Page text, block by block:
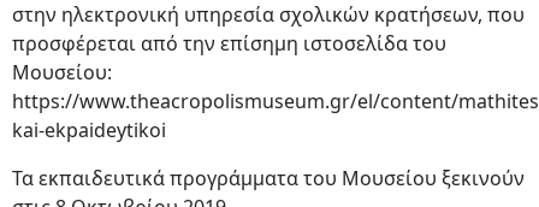
στην ηλεκτρονική υπηρεσία σχολικών κρατήσεων, που
προσφέρεται από την επίσημη ιστοσελίδα του
Μουσείου:
https://www.theacropolismuseum.gr/el/content/
kai-ekpaideytikoi
Τα εκπαιδευτικά προγράμματα του Μουσείου ξεκινούν